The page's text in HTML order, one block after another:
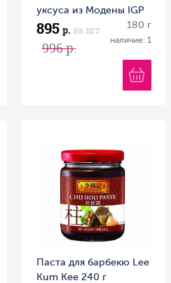
уксуса из Модены IGP
с черным трюфелем
RETARTU 180 г пл/б
Италия
895 р. за шт
996 р.
180 г
наличие: 1
Паста для барбекю Lee
Kum Kee 240 г